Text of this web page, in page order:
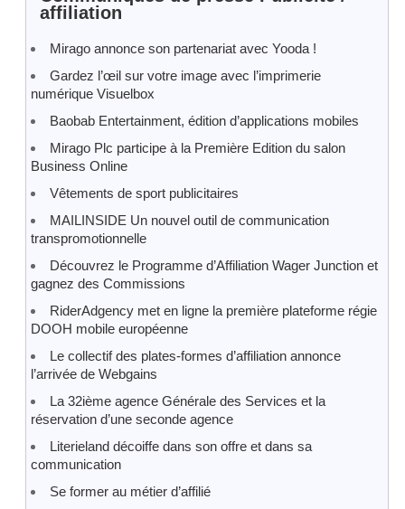
affiliation
Mirago annonce son partenariat avec Yooda !
Gardez l’œil sur votre image avec l’imprimerie
numérique Visuelbox
Baobab Entertainment, édition d’applications mobiles
Mirago Plc participe à la Première Edition du salon
Business Online
Vêtements de sport publicitaires
MAILINSIDE Un nouvel outil de communication
transpromotionnelle
Découvrez le Programme d’Affiliation Wager Junction et
gagnez des Commissions
RiderAdgency met en ligne la première plateforme régie
DOOH mobile européenne
Le collectif des plates-formes d’affiliation annonce
l’arrivée de Webgains
La 32ième agence Générale des Services et la
réservation d’une seconde agence
Literieland décoiffe dans son offre et dans sa
communication
Se former au métier d’affilié